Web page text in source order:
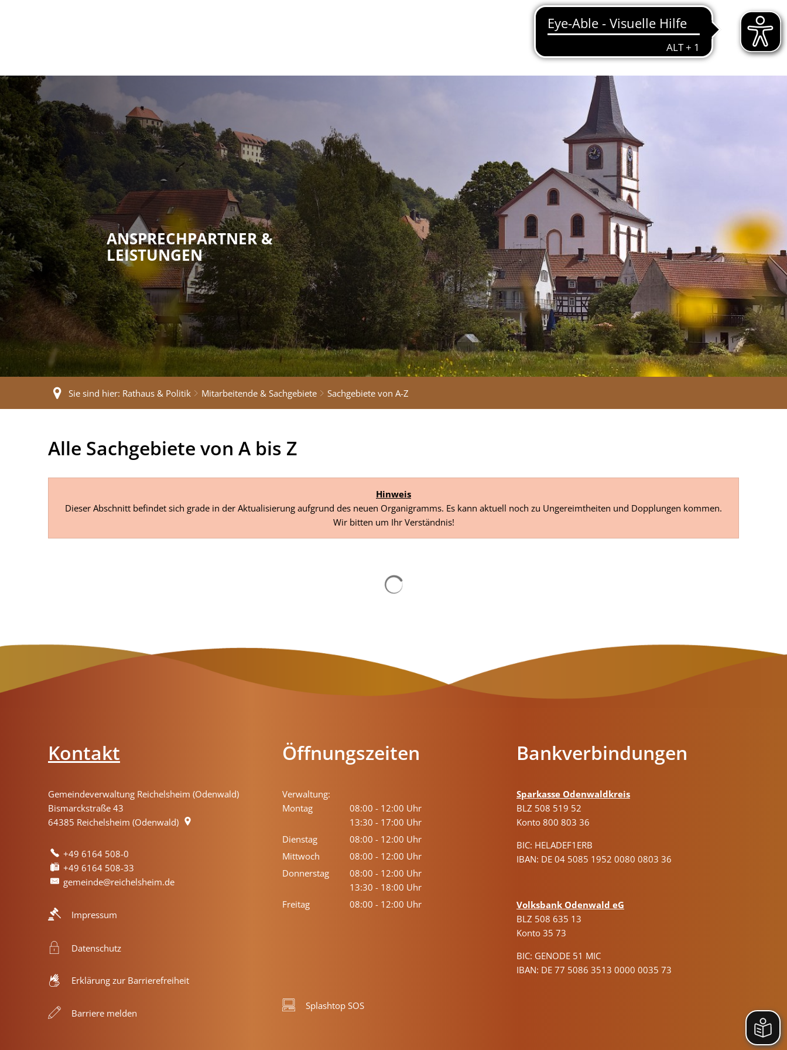
LEBEN IN REICHELSHEIM TOURISMUS & KULTUR
ANSPRECHPARTNER &
LEISTUNGEN
Sie sind hier: Rathaus & Politik Mitarbeitende & Sachgebiete Sachgebiete von A-Z
Sachgebiete
Alle Sachgebiete von A bis Z
Hinweis
Dieser Abschnitt befindet sich grade in der Aktualisierung aufgrund des neuen Organigramms. Es kann aktuell noch zu Ungereimtheiten und Dopplungen kommen.
Wir bitten um Ihr Verständnis!
Kontakt
Gemeindeverwaltung Reichelsheim (Odenwald)
Bismarckstraße 43
64385 Reichelsheim (Odenwald)
+49 6164 508-0
+49 6164 508-33
gemeinde@reichelsheim.de
Impressum
Datenschutz
Erklärung zur Barrierefreiheit
Barriere melden
Öffnungszeiten
Verwaltung:
Montag
08:00 - 12:00 Uhr
Von 08:00 bis 12:00 Uhr
13:30 - 17:00 Uhr
Von 13:30 bis 17:00 Uhr
Dienstag 08:00 - 12:00 Uhr
Von 08:00 bis 12:00 Uhr
Mittwoch 08:00 - 12:00 Uhr
Von 08:00 bis 12:00 Uhr
Donnerstag 08:00 - 12:00 Uhr
Von 08:00 bis 12:00 Uhr
13:30 - 18:00 Uhr
Von 13:30 bis 18:00 Uhr
Freitag 08:00 - 12:00 Uhr
Splashtop SOS
Bankverbindungen
Sparkasse Odenwaldkreis
BLZ 508 519 52
Konto 800 803 36
BIC: HELADEF1ERB
IBAN: DE 04 5085 1952 0080 0803 36
Volksbank Odenwald eG
BLZ 508 635 13
Konto 35 73
BIC: GENODE 51 MIC
IBAN: DE 77 5086 3513 0000 0035 73